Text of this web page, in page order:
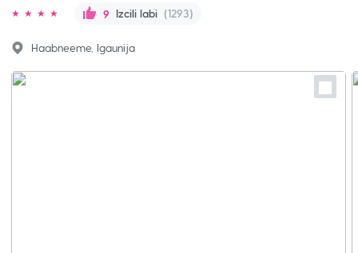
9 Izcili labi (1293)
Haabneeme, Igaunija